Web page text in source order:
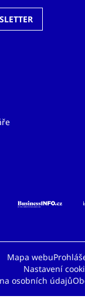
Mapa webu
Nastavení
osobních údajů